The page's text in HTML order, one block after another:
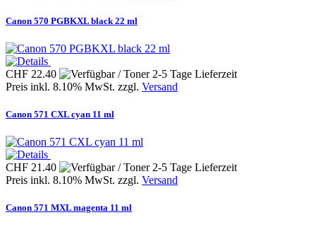
Canon 570 PGBKXL black 22 ml
CHF 22.40
Preis inkl. 8.10% MwSt. zzgl. Versand
Canon 571 CXL cyan 11 ml
CHF 21.40
Preis inkl. 8.10% MwSt. zzgl. Versand
Canon 571 MXL magenta 11 ml